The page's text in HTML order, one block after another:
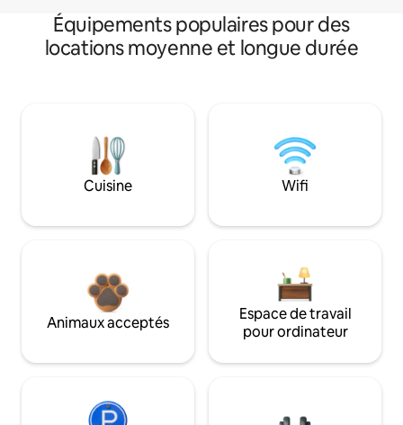
Équipements populaires pour des
locations moyenne et longue durée
Cuisine Wifi
Animaux acceptés
Espace de travail
pour ordinateur